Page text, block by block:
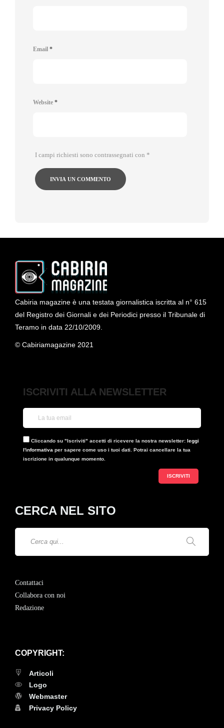
Email *
Website *
I campi richiesti sono contrassegnati con *
Cabiria magazine è una testata giornalistica iscritta al n° 615
del Registro dei Giornali e dei Periodici presso il Tribunale di
Teramo in data 22/10/2009.
© Cabiriamagazine 2021
ISCRIVITI ALLA NEWSLETTER
Cliccando su "Iscriviti" accetti di ricevere la nostra newsletter: leggi
l'informativa per sapere come uso i tuoi dati. Potrai cancellare la tua
iscrizione in qualunque momento.
CERCA NEL SITO
Contattaci
Collabora con noi
Redazione
COPYRIGHT:
Articoli
Logo
Webmaster
Privacy Policy